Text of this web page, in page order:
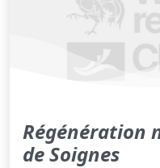
Régénération
de Soignes